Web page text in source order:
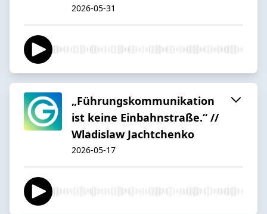
2026-05-31
„Führungskommunikation
ist keine Einbahnstraße.“ //
Wladislaw Jachtchenko
2026-05-17